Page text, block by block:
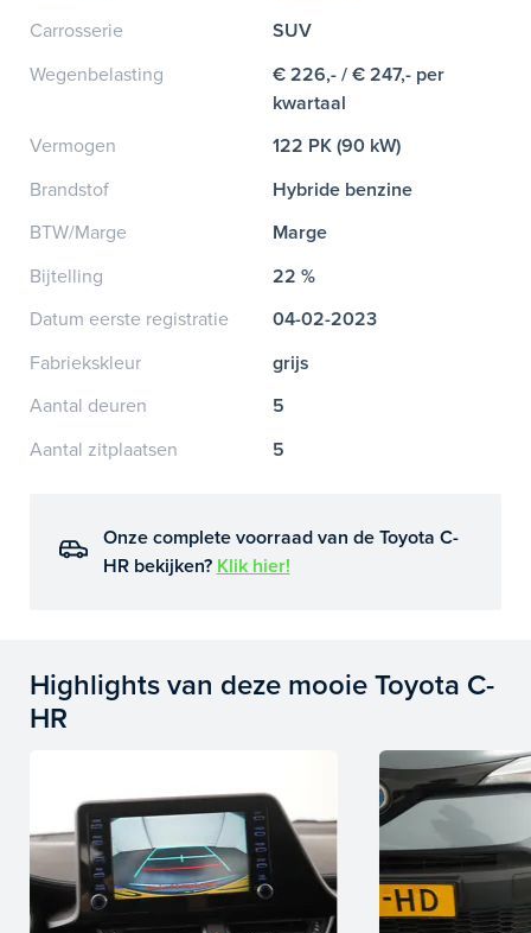
Carrosserie
SUV
Wegenbelasting
€ 226,- / € 247,- per
kwartaal
Vermogen
122 PK (90 kW)
Brandstof
Hybride benzine
BTW/Marge
Marge
Bijtelling
22 %
Datum eerste registratie
04-02-2023
Fabriekskleur
grijs
Aantal deuren
5
Aantal zitplaatsen
5
Onze complete voorraad van de Toyota C-
HR bekijken? Klik hier!
Highlights van deze mooie Toyota C-
HR